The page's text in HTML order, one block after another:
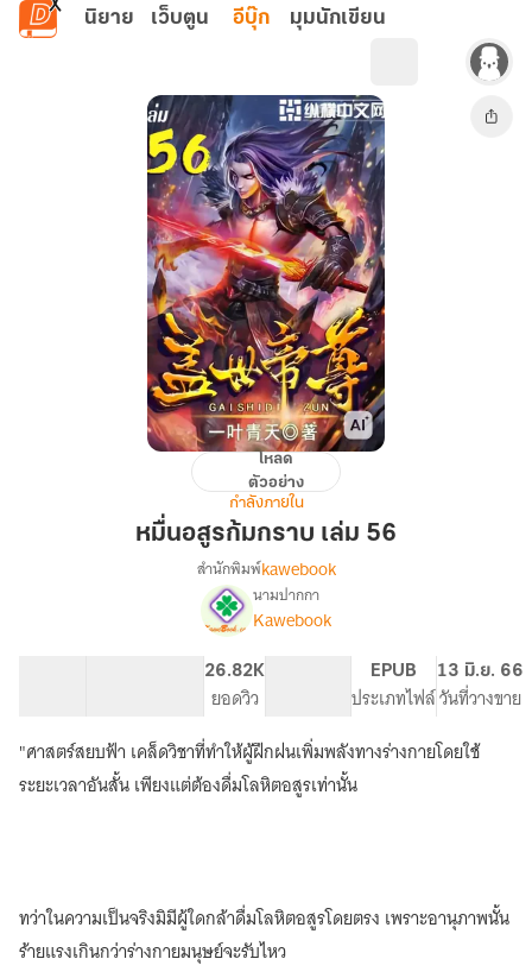
ข้ามไปยังเนื้อหาหลัก
นิยาย เว็บตูน อีบุ๊ก มุมนักเขียน
ก้ม
โหลด
ตัวอย่าง
กำลังภายใน
หมื่นอสูรก้มกราบ เล่ม 56
เรื่อง [นิยาย
แปล]
หมื่น
กราบ
สำนักพิมพ์kawebook
นามปากกา
Kawebook
26.82K
ยอดวิว
EPUB
ประเภทไฟล์
13 มิ.ย. 66
วันที่วางขาย
"ศาสตร์สยบฟ้า เคล็ดวิชาที่ทำให้ผู้ฝึกฝนเพิ่มพลังทางร่างกายโดยใช้
ระยะเวลาอันสั้น เพียงแต่ต้องดื่มโลหิตอสูรเท่านั้น
ทว่าในความเป็นจริงมิมีผู้ใดกล้าดื่มโลหิตอสูรโดยตรง เพราะอานุภาพนั้น
ร้ายแรงเกินกว่าร่างกายมนุษย์จะรับไหว